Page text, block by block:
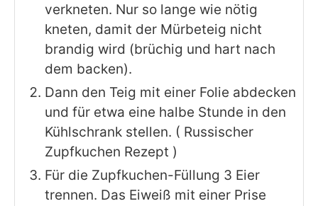
verkneten. Nur so lange wie nötig
kneten, damit der Mürbeteig nicht
brandig wird (brüchig und hart nach
dem backen).
Dann den Teig mit einer Folie abdecken
und für etwa eine halbe Stunde in den
Kühlschrank stellen. ( Russischer
Zupfkuchen Rezept )
Für die Zupfkuchen-Füllung 3 Eier
trennen. Das Eiweiß mit einer Prise